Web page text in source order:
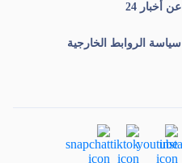
عن أخبار 24
سياسة الروابط الخارجية